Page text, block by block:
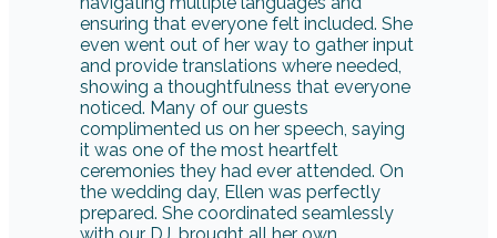
ensuring that everyone felt included. She
even went out of her way to gather input
and provide translations where needed,
showing a thoughtfulness that everyone
noticed. Many of our guests
complimented us on her speech, saying
it was one of the most heartfelt
ceremonies they had ever attended. On
the wedding day, Ellen was perfectly
prepared. She coordinated seamlessly
with our DJ, brought all her own